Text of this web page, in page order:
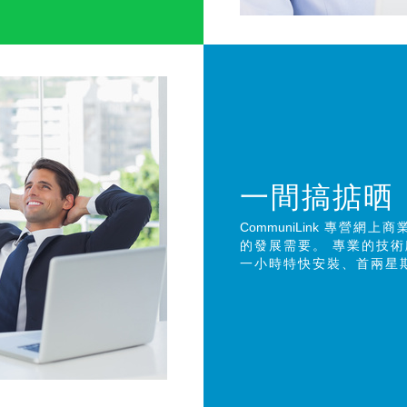
一間搞掂晒
CommuniLink 專營網上商
的發展需要。 專業的技
一小時特快安裝、首兩星